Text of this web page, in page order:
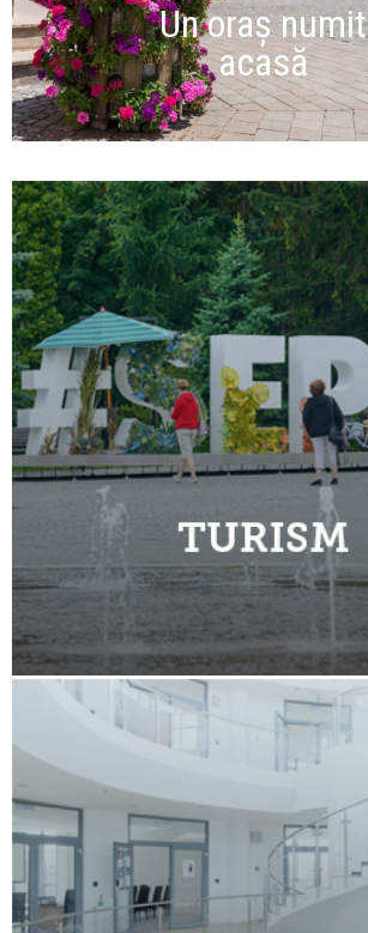
Un oraș numit
acasă